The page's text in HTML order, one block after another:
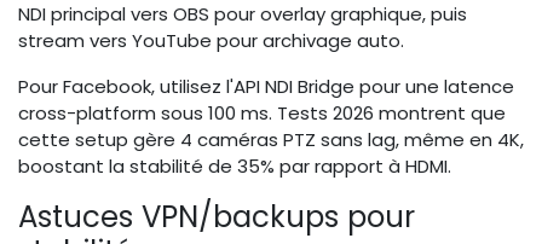
NDI principal vers OBS pour overlay graphique, puis
stream vers YouTube pour archivage auto.
Pour Facebook, utilisez l'API NDI Bridge pour une latence
cross-platform sous 100 ms. Tests 2026 montrent que
cette setup gère 4 caméras PTZ sans lag, même en 4K,
boostant la stabilité de 35% par rapport à HDMI.
Astuces VPN/backups pour